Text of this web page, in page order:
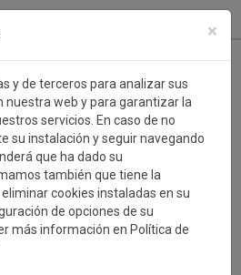
×
y de terceros para analizar sus
nuestra web y para garantizar la
servicios. En caso de no
su instalación y seguir navegando
que ha dado su
también que tiene la
cookies instaladas en su
de opciones de su
más información en Política de
DEPORTIVOS